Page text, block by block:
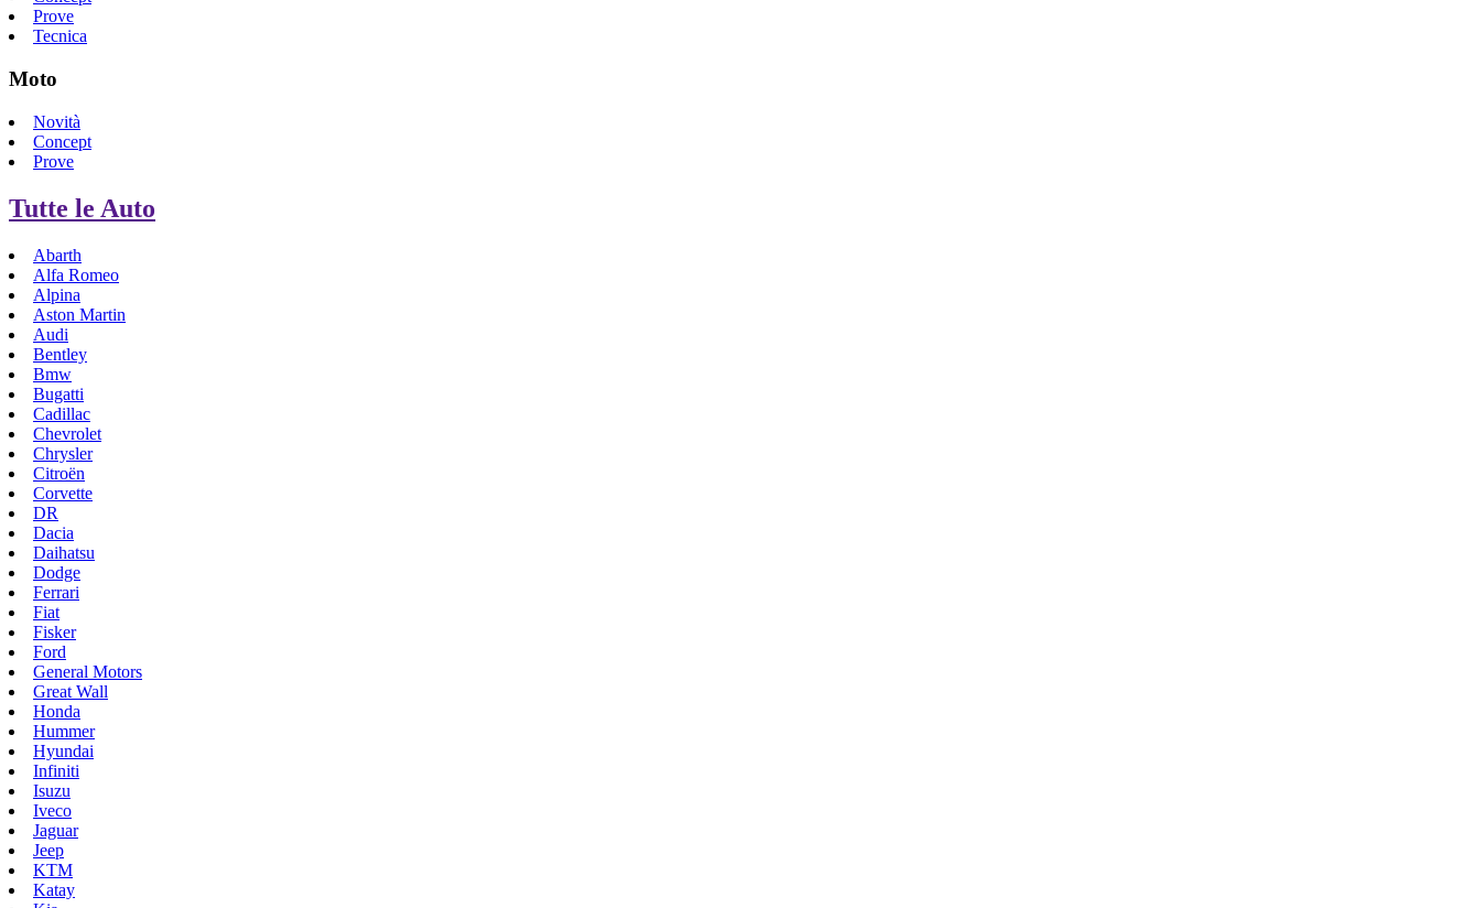
Prove
Tecnica
Moto
Novità
Concept
Prove
Tutte le Auto
Abarth
Alfa Romeo
Alpina
Aston Martin
Audi
Bentley
Bmw
Bugatti
Cadillac
Chevrolet
Chrysler
Citroën
Corvette
DR
Dacia
Daihatsu
Dodge
Ferrari
Fiat
Fisker
Ford
General Motors
Great Wall
Honda
Hummer
Hyundai
Infiniti
Isuzu
Iveco
Jaguar
Jeep
KTM
Katay